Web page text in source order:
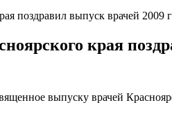
поздравил выпуск врачей 2009
края
выпуску врачей